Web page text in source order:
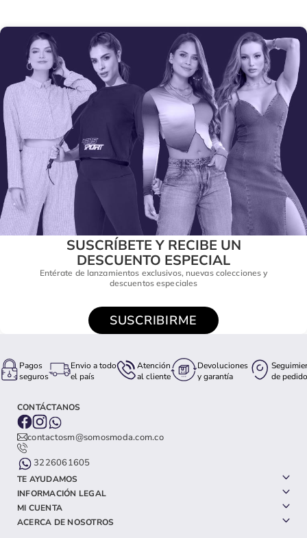
SUSCRÍBETE Y RECIBE UN
DESCUENTO ESPECIAL
Entérate de lanzamientos exclusivos, nuevas colecciones y
descuentos especiales
SUSCRIBIRME
Pagos
seguros
Envio a todo
el país
Atención
al cliente
Devoluciones
y garantía
de pedido
CONTÁCTANOS
contactosm@somosmoda.com.co
3226061605
TE AYUDAMOS
INFORMACIÓN LEGAL
MI CUENTA
ACERCA DE NOSOTROS